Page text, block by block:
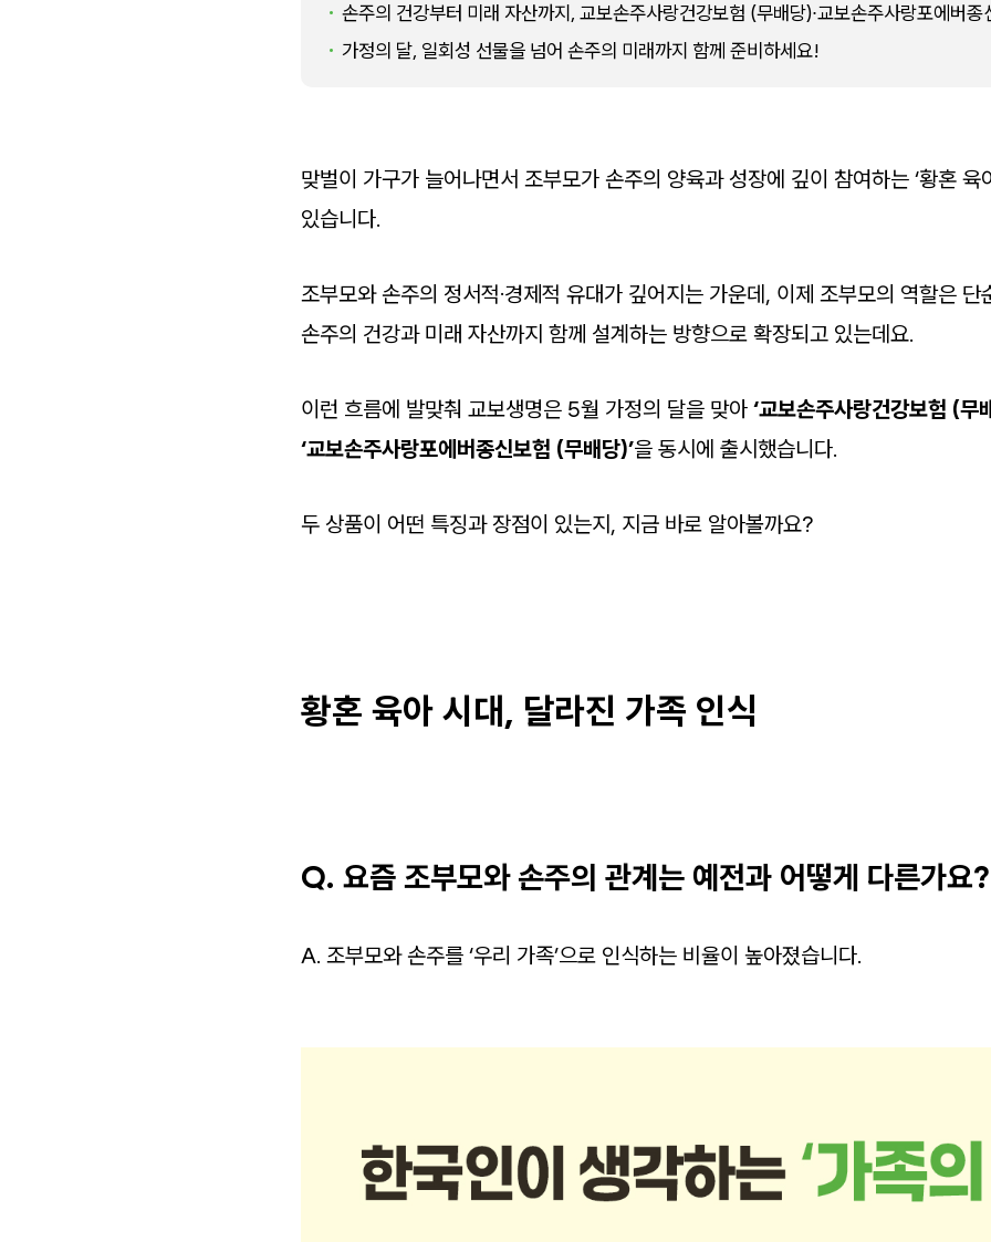
손주의 건강부터 미래 자산까지, 교보손주사랑건강보험 (무배당)∙교보손주사랑포에버
가정의 달, 일회성 선물을 넘어 손주의 미래까지 함께 준비하세요!
맞벌이 가구가 늘어나면서 조부모가 손주의 양육과 성장에 깊이 참여하는 ‘황혼 육
있습니다.
조부모와 손주의 정서적·경제적 유대가 깊어지는 가운데, 이제 조부모의 역할은 단
손주의 건강과 미래 자산까지 함께 설계하는 방향으로 확장되고 있는데요.
이런 흐름에 발맞춰 교보생명은 5월 가정의 달을 맞아 ‘교보손주사랑건강보험 (무
‘교보손주사랑포에버종신보험 (무배당)’을 동시에 출시했습니다.
두 상품이 어떤 특징과 장점이 있는지, 지금 바로 알아볼까요?
황혼 육아 시대, 달라진 가족 인식
Q. 요즘 조부모와 손주의 관계는 예전과 어떻게 다른가요?
A. 조부모와 손주를 ‘우리 가족’으로 인식하는 비율이 높아졌습니다.